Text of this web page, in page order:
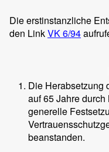
Die erstinstanzliche
den LinkVK 6/94
Die Herabsetzung
auf 65 Jahre
generelle
beanstanden.